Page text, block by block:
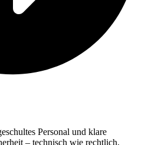
Personal und klare
– technisch wie rechtlich.